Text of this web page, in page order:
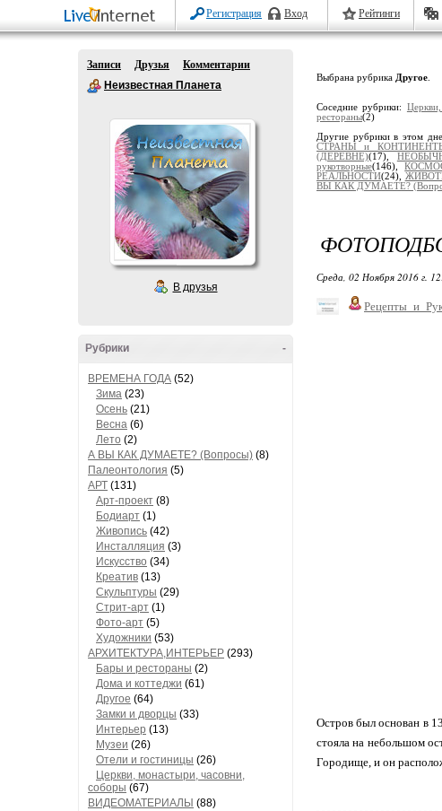
Регистрация Вход Рейтинги
Записи Друзья
Комментарии
Неизвестная Планета
В друзья
-
Рубрики
ВРЕМЕНА ГОДА (52)
Зима (23)
Осень (21)
Весна (6)
Лето (2)
А ВЫ КАК ДУМАЕТЕ? (Вопросы) (8)
Палеонтология (5)
АРТ (131)
Арт-проект (8)
Бодиарт (1)
Живопись (42)
Инсталляция (3)
Искусство (34)
Креатив (13)
Скульптуры (29)
Стрит-арт (1)
Фото-арт (5)
Художники (53)
АРХИТЕКТУРА,ИНТЕРЬЕР (293)
Бары и рестораны (2)
Дома и коттеджи (61)
Другое (64)
Замки и дворцы (33)
Интерьер (13)
Музеи (26)
Отели и гостиницы (26)
Церкви, монастыри, часовни,
соборы (67)
ВИДЕОМАТЕРИАЛЫ (88)
Выбрана рубрика Другое
Соседние рубрики:
рестораны(2)
Другие рубрики в этом
СТРАНЫ и
(ДЕРЕВНЕ)(17),
рукотворные(146),
РЕАЛЬНОСТИ(24),
ВЫ КАК ДУМАЕТЕ?
Среда, 02 Ноября 2016 г.
Остров был основан в
стояла на небольшом
Городище, и он